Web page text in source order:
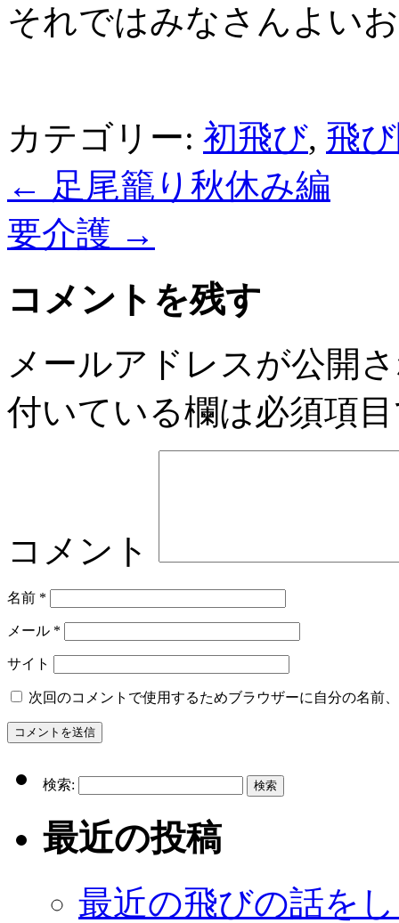
それではみなさんよい
カテゴリー: 初飛び, 飛
← 足尾籠り秋休み編
要介護 →
コメントを残す
メールアドレスが公開
付いている欄は必須項
コメント
名前 *
メール *
サイト
次回のコメントで使用するためブラウザーに自分の名前
検索:
最近の投稿
最近の飛びの話を